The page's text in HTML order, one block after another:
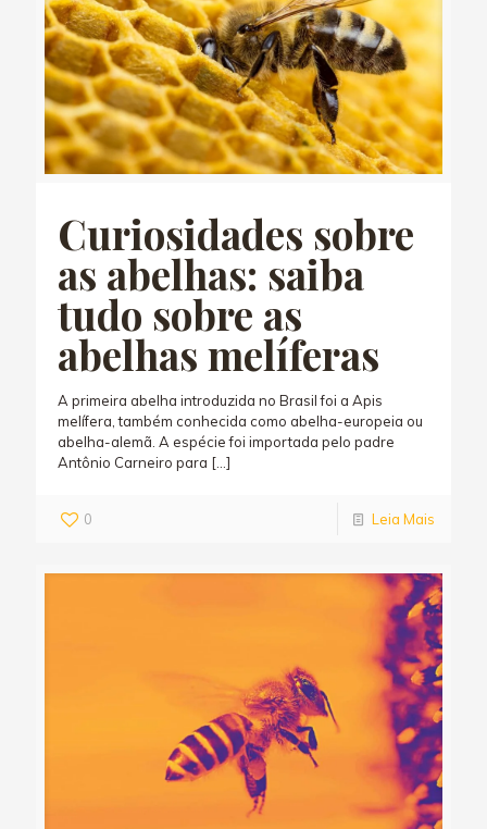
Curiosidades sobre
as abelhas: saiba
tudo sobre as
abelhas melíferas
A primeira abelha introduzida no Brasil foi a Apis
melífera, também conhecida como abelha-europeia ou
abelha-alemã. A espécie foi importada pelo padre
Antônio Carneiro para […]
0 Leia Mais